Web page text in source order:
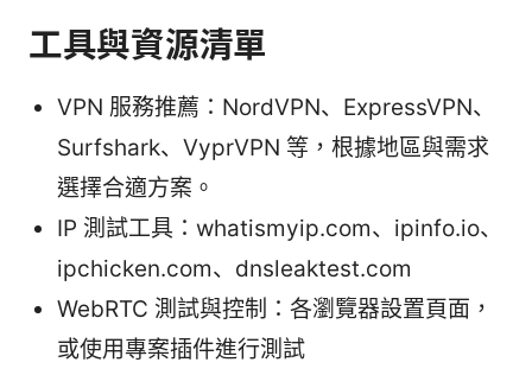
工具與資源清單
VPN 服務推薦：NordVPN、ExpressVPN、
Surfshark、VyprVPN 等，根據地區與需求
選擇合適方案。
IP 測試工具：whatismyip.com、ipinfo.io、
ipchicken.com、dnsleaktest.com
WebRTC 測試與控制：各瀏覽器設置頁面，
或使用專案插件進行測試